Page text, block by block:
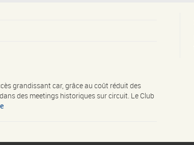
grandissant car, grâce au coût réduit des
des meetings historiques sur circuit. Le Club